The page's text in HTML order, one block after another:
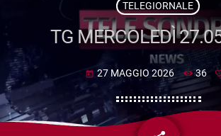
TELEGIORNALE
TG MERCOLEDÌ
today 27 MAGGIO 2026 36